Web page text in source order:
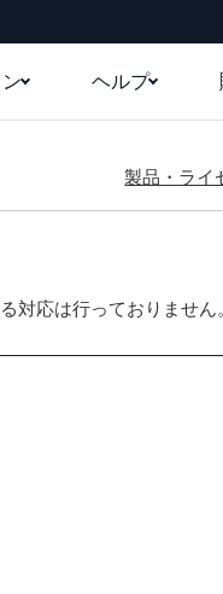
ヘルプ
製品・ライ
対応は行っておりません